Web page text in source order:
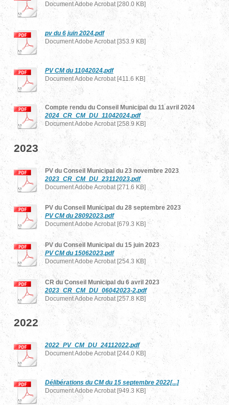
Document Adobe Acrobat [280.0 KB]
pv du 6 juin 2024.pdf
Document Adobe Acrobat [353.9 KB]
PV CM du 11042024.pdf
Document Adobe Acrobat [411.6 KB]
Compte rendu du Conseil Municipal du 11 avril 2024
2024_CR_CM_DU_11042024.pdf
Document Adobe Acrobat [258.9 KB]
2023
PV du Conseil Municipal du 23 novembre 2023
2023_CR_CM_DU_23112023.pdf
Document Adobe Acrobat [271.6 KB]
PV du Conseil Municipal du 28 septembre 2023
PV CM du 28092023.pdf
Document Adobe Acrobat [679.3 KB]
PV du Conseil Municipal du 15 juin 2023
PV CM du 15062023.pdf
Document Adobe Acrobat [254.3 KB]
CR du Conseil Municipal du 6 avril 2023
2023_CR_CM_DU_06042023-2.pdf
Document Adobe Acrobat [257.8 KB]
2022
2022_PV_CM_DU_24112022.pdf
Document Adobe Acrobat [244.0 KB]
Délibérations du CM du 15 septembre 2022[...]
Document Adobe Acrobat [949.3 KB]